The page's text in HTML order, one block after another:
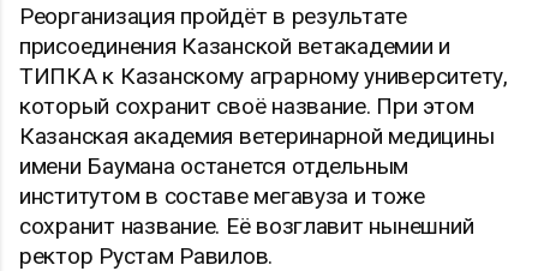
Реорганизация пройдёт в результате
присоединения Казанской ветакадемии и
ТИПКА к Казанскому аграрному университету,
который сохранит своё название. При этом
Казанская академия ветеринарной медицины
имени Баумана останется отдельным
институтом в составе мегавуза и тоже
сохранит название. Её возглавит нынешний
ректор Рустам Равилов.